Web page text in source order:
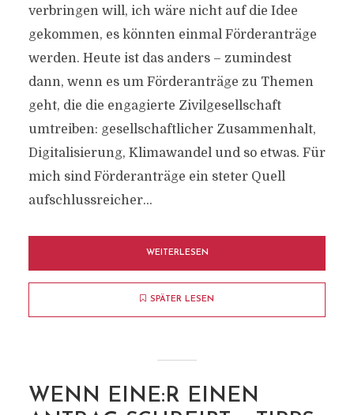
verbringen will, ich wäre nicht auf die Idee
gekommen, es könnten einmal Förderanträge
werden. Heute ist das anders – zumindest
dann, wenn es um Förderanträge zu Themen
geht, die die engagierte Zivilgesellschaft
umtreiben: gesellschaftlicher Zusammenhalt,
Digitalisierung, Klimawandel und so etwas. Für
mich sind Förderanträge ein steter Quell
aufschlussreicher...
WEITERLESEN
SPÄTER LESEN
WENN EINE:R EINEN